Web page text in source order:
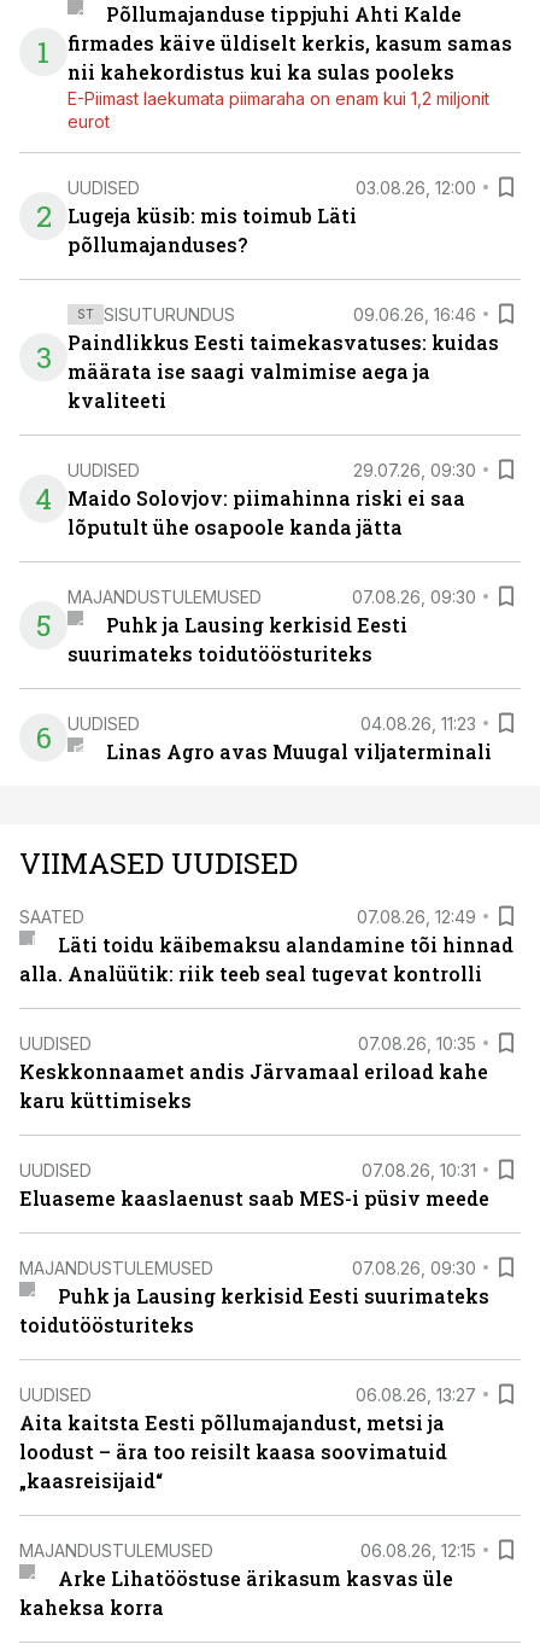
1
Põllumajanduse tippjuhi Ahti Kalde
firmades käive üldiselt kerkis, kasum samas
nii kahekordistus kui ka sulas pooleks
E-Piimast laekumata piimaraha on enam kui 1,2 miljonit
eurot
2
UUDISED 03.08.26, 12:00
Lugeja küsib: mis toimub Läti
põllumajanduses?
3
ST SISUTURUNDUS 09.06.26, 16:46
Paindlikkus Eesti taimekasvatuses: kuidas
määrata ise saagi valmimise aega ja
kvaliteeti
4
UUDISED 29.07.26, 09:30
Maido Solovjov: piimahinna riski ei saa
lõputult ühe osapoole kanda jätta
5
MAJANDUSTULEMUSED 07.08.26, 09:30
Puhk ja Lausing kerkisid Eesti
suurimateks toidutöösturiteks
6 UUDISED 04.08.26, 11:23
Linas Agro avas Muugal viljaterminali
VIIMASED UUDISED
SAATED 07.08.26, 12:49
Läti toidu käibemaksu alandamine tõi hinnad
alla. Analüütik: riik teeb seal tugevat kontrolli
UUDISED 07.08.26, 10:35
Keskkonnaamet andis Järvamaal eriload kahe
karu küttimiseks
UUDISED 07.08.26, 10:31
Eluaseme kaaslaenust saab MES-i püsiv meede
MAJANDUSTULEMUSED 07.08.26, 09:30
Puhk ja Lausing kerkisid Eesti suurimateks
toidutöösturiteks
UUDISED 06.08.26, 13:27
Aita kaitsta Eesti põllumajandust, metsi ja
loodust – ära too reisilt kaasa soovimatuid
„kaasreisijaid“
MAJANDUSTULEMUSED 06.08.26, 12:15
Arke Lihatööstuse ärikasum kasvas üle
kaheksa korra